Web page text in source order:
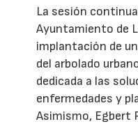
La sesión
Ayuntamiento de
implantación de
del arbolado
dedicada a las
enfermedades y
Asimismo, Egbert